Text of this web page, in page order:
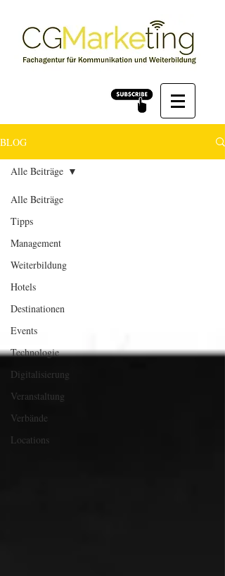
BLOG
Alle Beiträge
Tipps
Management
Weiterbildung
Hotels
Destinationen
Events
Technologie
Digitalisierung
Veranstaltung
Verbände
Locations
Alle Beiträge